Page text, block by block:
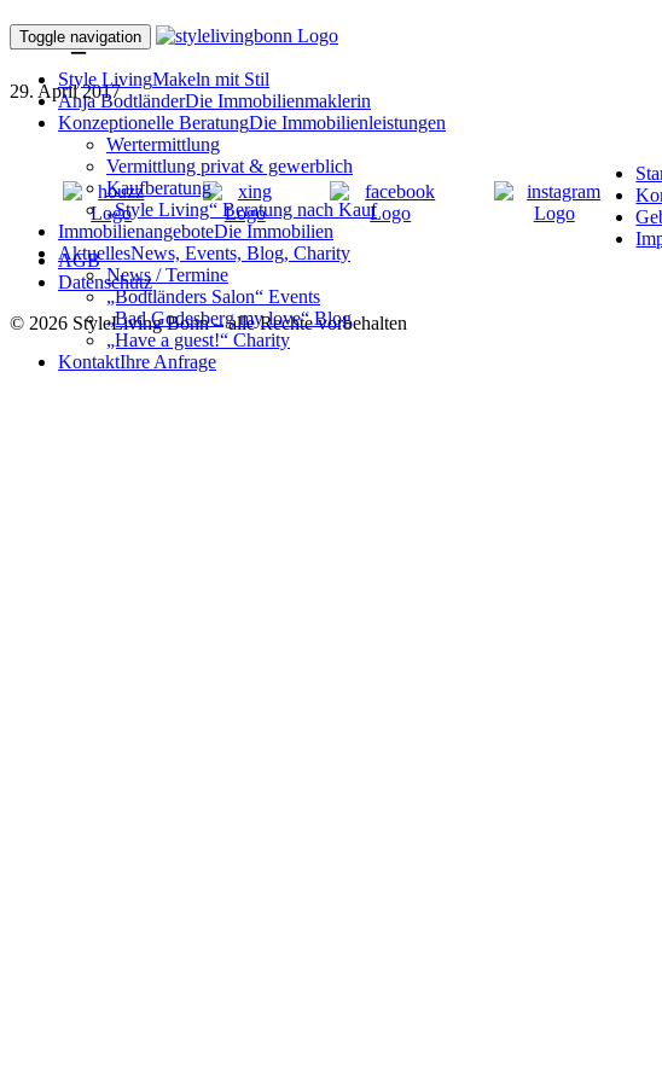
Toggle navigation
Style LivingMakeln mit Stil
Anja BodtländerDie Immobilienmaklerin
Konzeptionelle BeratungDie Immobilienleistungen
Wertermittlung
Vermittlung privat & gewerblich
Kaufberatung
„Style Living“ Beratung nach Kauf
ImmobilienangeboteDie Immobilien
AktuellesNews, Events, Blog, Charity
News / Termine
„Bodtländers Salon“ Events
„Bad Godesberg my love“ Blog
„Have a guest!“ Charity
KontaktIhre Anfrage
IMG_1750
29. April 2017
AGB
Datenschutz
© 2026 StyleLiving Bonn – alle Rechte vorbehalten